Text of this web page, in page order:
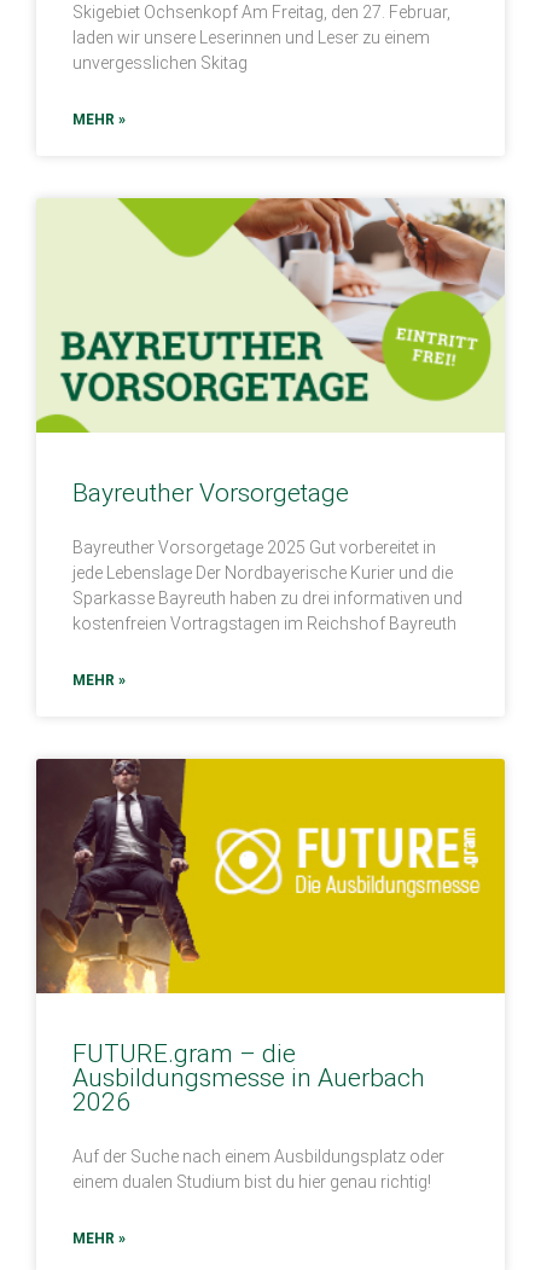
Skigebiet Ochsenkopf Am Freitag, den 27. Februar,
laden wir unsere Leserinnen und Leser zu einem
unvergesslichen Skitag
MEHR »
Bayreuther Vorsorgetage
Bayreuther Vorsorgetage 2025 Gut vorbereitet in
jede Lebenslage Der Nordbayerische Kurier und die
Sparkasse Bayreuth haben zu drei informativen und
kostenfreien Vortragstagen im Reichshof Bayreuth
MEHR »
FUTURE.gram – die
Ausbildungsmesse in Auerbach
2026
Auf der Suche nach einem Ausbildungsplatz oder
einem dualen Studium bist du hier genau richtig!
MEHR »